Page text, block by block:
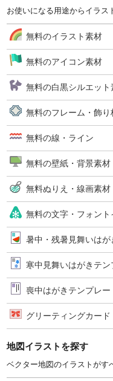
お使いになる用途からイラス
無料のイラスト素材
無料のアイコン素材
無料の白黒シルエット
無料のフレーム・飾り
無料の線・ライン
無料の壁紙・背景素材
無料ぬりえ・線画素材
無料の文字・フォント
暑中・残暑見舞いはが
寒中見舞いはがきテン
喪中はがきテンプレー
グリーティングカード
地図イラストを探す
ベクター地図のイラストがす